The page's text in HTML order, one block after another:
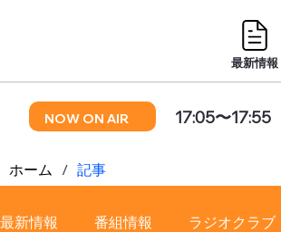
ホーム / 記事
NOW ON AIR 17:05〜17:55
最新情報
最新情報 番組情報 ラジオクラブ